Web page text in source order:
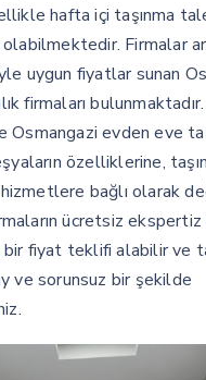
hafta içi taşınma
Firmalar
uygun fiyatlar sunan
firmaları
Osmangazi evden eve
özelliklerine,
bağlı olarak
ücretsiz
fiyat teklifi alabilir ve
ve sorunsuz bir şekilde